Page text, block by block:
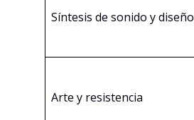
Síntesis de sonido y
Arte y resistencia